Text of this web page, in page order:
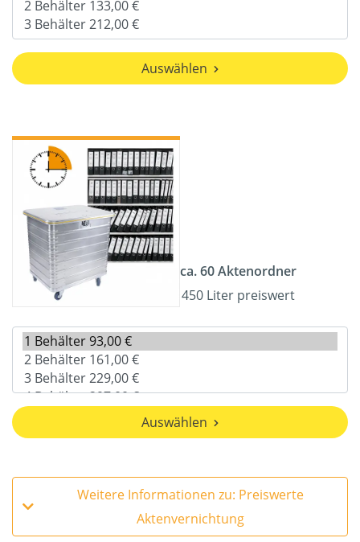
Auswählen
ca. 60 Aktenordner
450 Liter preiswert
Auswählen
Weitere Informationen zu: Preiswerte
Aktenvernichtung